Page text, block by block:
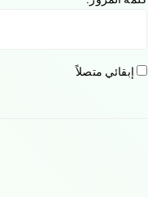
إبقائي متصلاً